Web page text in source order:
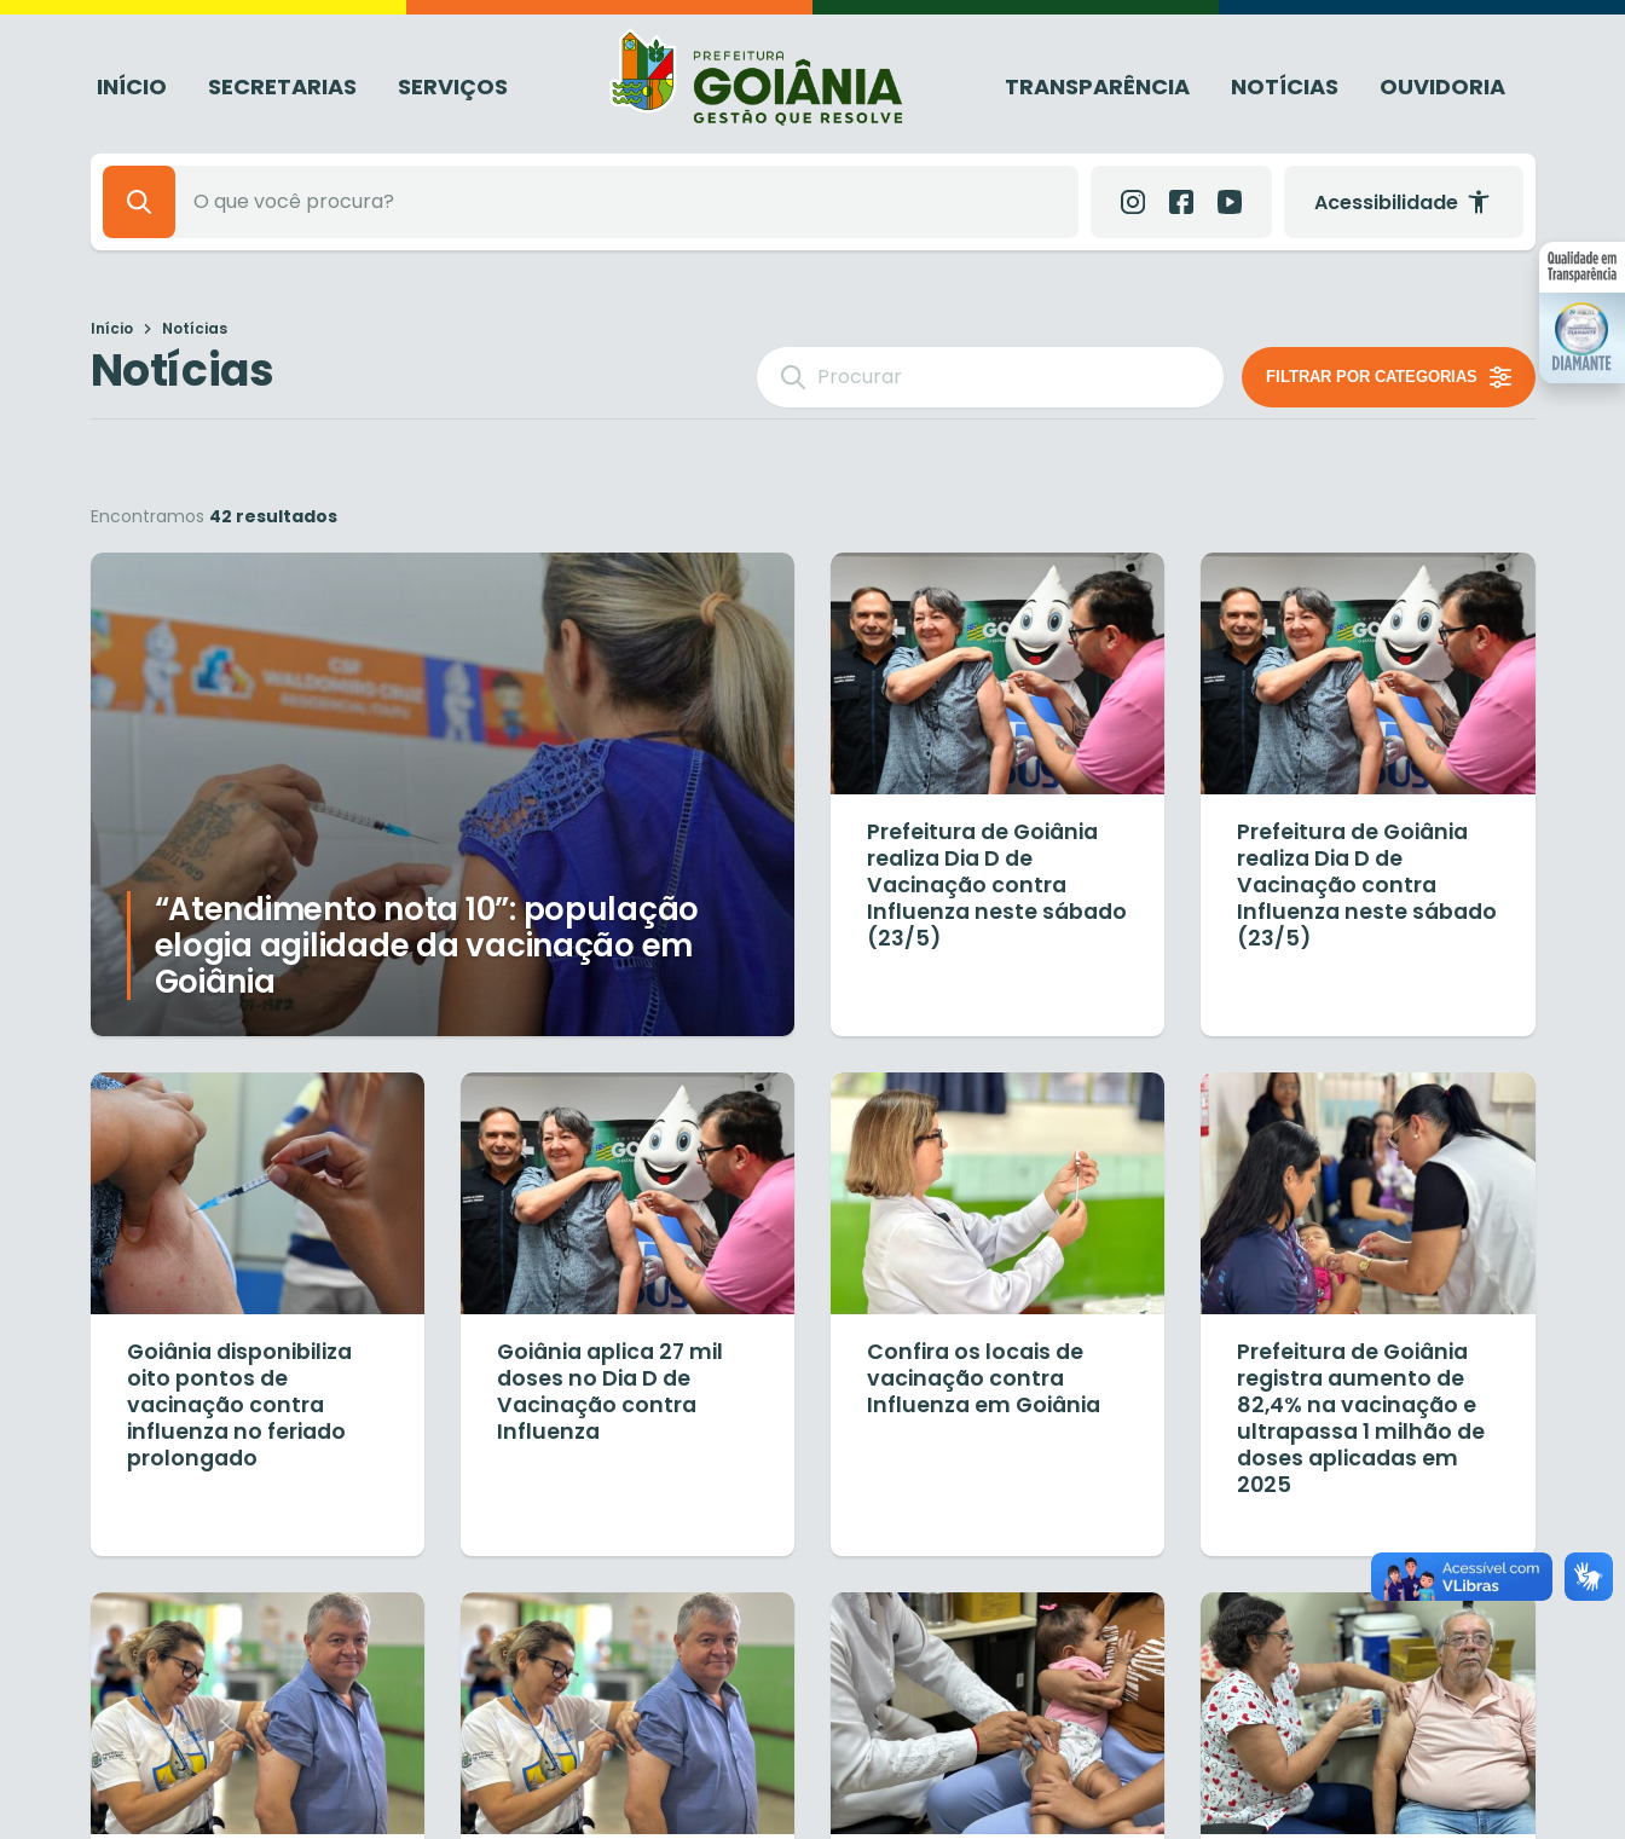
INÍCIO SECRETARIAS SERVIÇOS TRANSPARÊNCIA NOTÍCIAS OUVIDORIA
Acessibilidade
Início Notícias
Notícias FILTRAR POR CATEGORIAS
Encontramos 42 resultados
“Atendimento nota 10”: população
elogia agilidade da vacinação em
Goiânia
Prefeitura de Goiânia
realiza Dia D de
Vacinação contra
Influenza neste sábado
(23/5)
Prefeitura de Goiânia
realiza Dia D de
Vacinação contra
Influenza neste sábado
(23/5)
Goiânia disponibiliza
oito pontos de
vacinação contra
influenza no feriado
prolongado
Goiânia aplica 27 mil
doses no Dia D de
Vacinação contra
Influenza
Confira os locais de
vacinação contra
Influenza em Goiânia
Prefeitura de Goiânia
registra aumento de
82,4% na vacinação e
ultrapassa 1 milhão de
doses aplicadas em
2025